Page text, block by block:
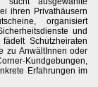
ihren Privathäusern
organisiert
und
Schutzheiraten
zu AnwältInnen oder
Kundgebungen,
Erfahrungen im